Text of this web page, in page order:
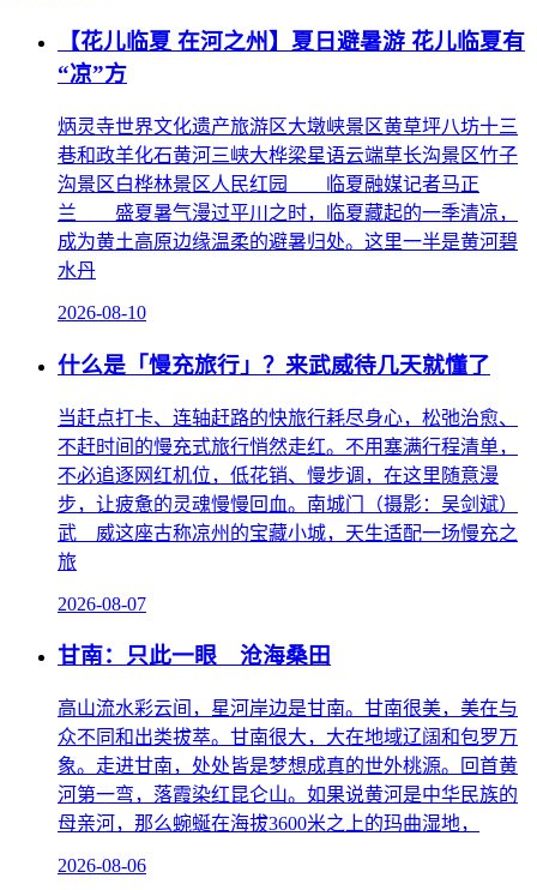
【花儿临夏 在河之州】夏日避暑游 花儿临夏有
“凉”方
炳灵寺世界文化遗产旅游区大墩峡景区黄草坪八坊十三
巷和政羊化石黄河三峡大桦梁星语云端草长沟景区竹子
沟景区白桦林景区人民红园 临夏融媒记者马正
兰 盛夏暑气漫过平川之时，临夏藏起的一季清凉，
成为黄土高原边缘温柔的避暑归处。这里一半是黄河碧
水丹
2026-08-10
什么是「慢充旅行」？来武威待几天就懂了
当赶点打卡、连轴赶路的快旅行耗尽身心，松弛治愈、
不赶时间的慢充式旅行悄然走红。不用塞满行程清单，
不必追逐网红机位，低花销、慢步调，在这里随意漫
步，让疲惫的灵魂慢慢回血。南城门（摄影：吴剑斌）
武 威这座古称凉州的宝藏小城，天生适配一场慢充之
旅
2026-08-07
甘南：只此一眼 沧海桑田
高山流水彩云间，星河岸边是甘南。甘南很美，美在与
众不同和出类拔萃。甘南很大，大在地域辽阔和包罗万
象。走进甘南，处处皆是梦想成真的世外桃源。回首黄
河第一弯，落霞染红昆仑山。如果说黄河是中华民族的
母亲河，那么蜿蜒在海拔3600米之上的玛曲湿地，
2026-08-06